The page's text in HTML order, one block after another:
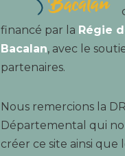
financé par la Régie
Bacalan, avec le
partenaires.
Nous remercions la
Départemental qui
créer ce site ainsi que